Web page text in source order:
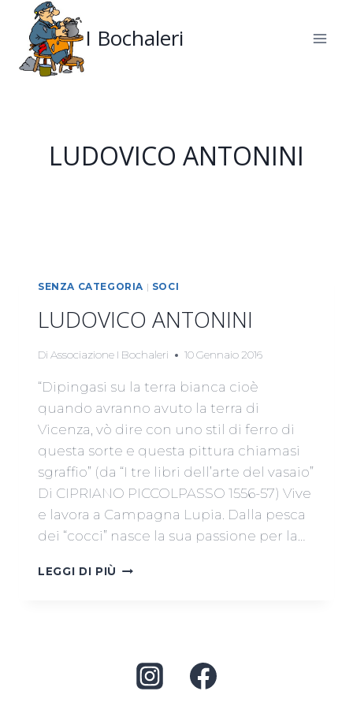
contenuto
I Bochaleri
LUDOVICO ANTONINI
SENZA CATEGORIA | SOCI
LUDOVICO ANTONINI
Di Associazione I Bochaleri 10 Gennaio 2016
“Dipingasi su la terra bianca cioè
quando avranno avuto la terra di
Vicenza, vò dire con uno stil di ferro di
questa sorte e questa pittura chiamasi
sgraffio” (da “I tre libri dell’arte del vasaio”
Di CIPRIANO PICCOLPASSO 1556-57) Vive
e lavora a Campagna Lupia. Dalla pesca
dei “cocci” nasce la sua passione per la…
LEGGI DI PIÙ LUDOVICO